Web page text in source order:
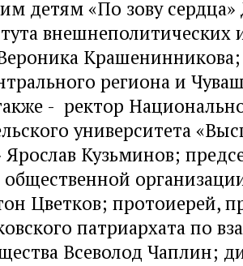
детям «По зову сердца»
внешнеполитических
региона и
- ректор
университета
Кузьминов;
Цветков; протоиерей,
патриархата по
Всеволод Чаплин;